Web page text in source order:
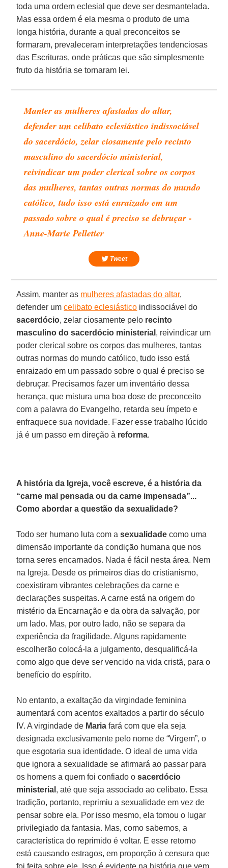
toda uma ordem eclesial que deve ser desmantelada.
Mas essa ordem é ela mesma o produto de uma
longa história, durante a qual preconceitos se
formaram, prevaleceram interpretações tendenciosas
das Escrituras, onde práticas que são simplesmente
fruto da história se tornaram lei.
Manter as mulheres afastadas do altar,
defender um celibato eclesiástico indissociável
do sacerdócio, zelar ciosamente pelorecinto
masculino do sacerdócio ministerial,
reivindicar um poder clerical sobre os corpos
das mulheres, tantas outras normas do mundo
católico, tudo isso está enraizado em um
passado sobre o qual é preciso se debruçar -
Anne-Marie Pelletier
Tweet
Assim, manter as mulheres afastadas do altar,
defender umcelibato eclesiástico indissociável do
sacerdócio, zelar ciosamente pelo recinto
masculino do sacerdócio ministerial , reivindicar um
poder clerical sobre os corpos das mulheres, tantas
outras normas do mundo católico, tudo isso está
enraizado em um passado sobre o qual é preciso se
debruçar. Precisamos fazer um inventário dessa
herança, que mistura uma boa dose de preconceito
com a palavra do Evangelho, retarda seu ímpeto e
enfraquece sua novidade. Fazer esse trabalho lúcido
já é um passo em direção à reforma.
A história da Igreja, você escreve, é a história da
“carne mal pensada ou da carne impensada”...
Como abordar a questão da sexualidade?
Todo ser humano luta com asexualidade como uma
dimensão importante da condição humana que nos
torna seres encarnados. Nada é fácil nesta área. Nem
na Igreja. Desde os primeiros dias do cristianismo,
coexistiram vibrantes celebrações da carne e
declarações suspeitas. A carne está na origem do
mistério da Encarnação e da obra da salvação, por
um lado. Mas, por outro lado, não se separa da
experiência da fragilidade. Alguns rapidamente
escolherão colocá-la a julgamento, desqualificá-la
como algo que deve ser vencido na vida cristã, para o
benefício do espírito.
No entanto, a exaltação da virgindade feminina
aumentará com acentos exaltados a partir do século
IV. A virgindade de Maria fará com que ela seja
designada exclusivamente pelo nome de “Virgem”, o
que esgotaria sua identidade. O ideal de uma vida
que ignora a sexualidade se afirmará ao passar para
os homens a quem foi confiado osacerdócio
ministerial , até que seja associado ao celibato. Essa
tradição, portanto, reprimiu a sexualidade em vez de
pensar sobre ela. Por isso mesmo, ela tomou o lugar
privilegiado da fantasia. Mas, como sabemos, a
característica do reprimido é voltar. E esse retorno
está causando estragos, em proporção à censura que
foi feita sobre ele. Isso é evidente na história que vem